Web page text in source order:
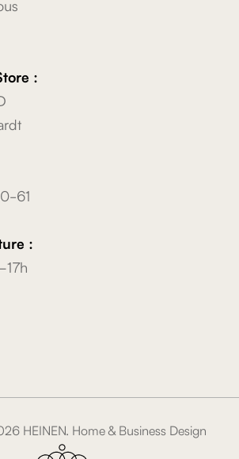
:
61
:
HEINEN. Home & Business Design